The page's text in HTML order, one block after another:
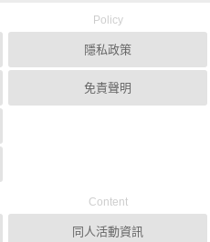
Policy
隱私政策
免責聲明
Content
同人活動資訊